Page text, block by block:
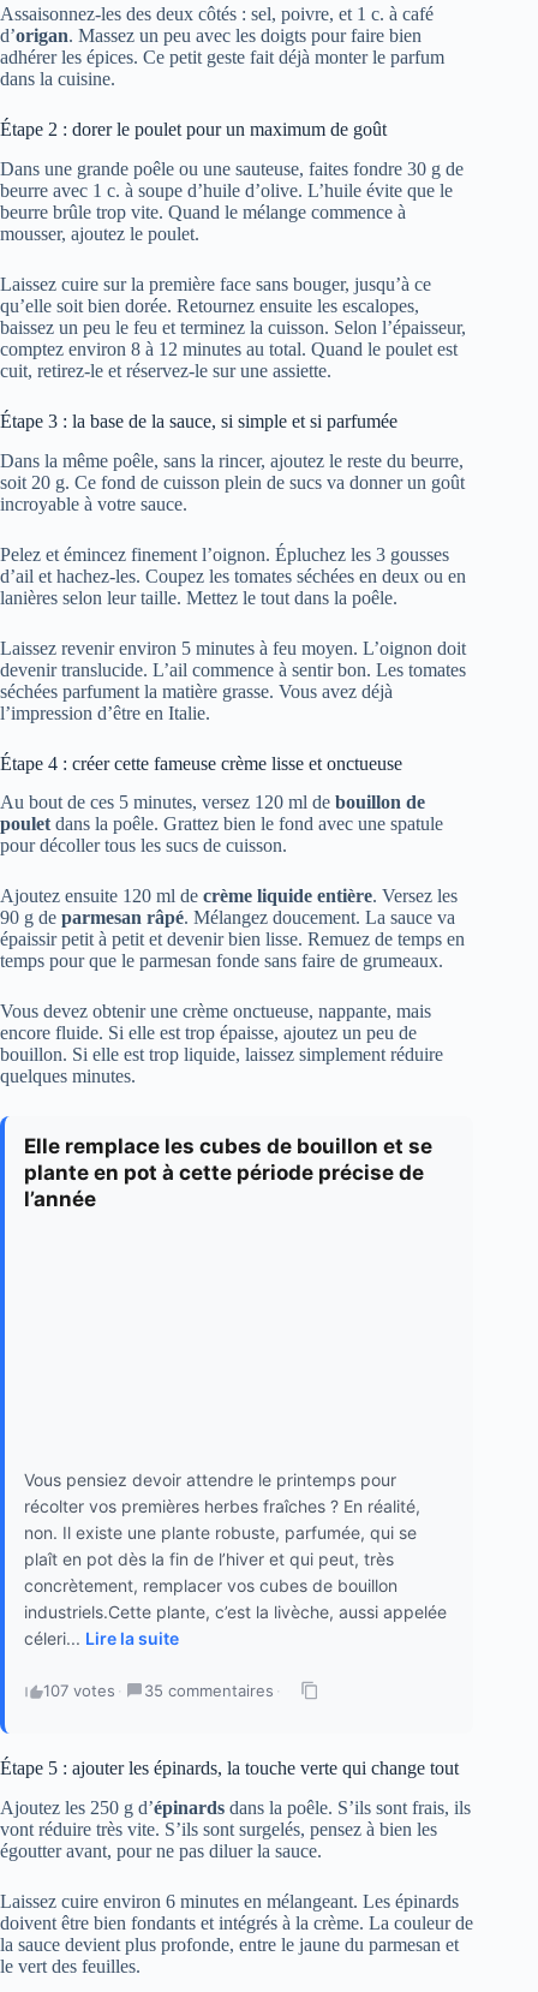
Assaisonnez-les des deux côtés : sel, poivre, et 1 c. à café
d’origan. Massez un peu avec les doigts pour faire bien
adhérer les épices. Ce petit geste fait déjà monter le parfum
dans la cuisine.
Étape 2 : dorer le poulet pour un maximum de goût
Dans une grande poêle ou une sauteuse, faites fondre 30 g de
beurre avec 1 c. à soupe d’huile d’olive. L’huile évite que le
beurre brûle trop vite. Quand le mélange commence à
mousser, ajoutez le poulet.
Laissez cuire sur la première face sans bouger, jusqu’à ce
qu’elle soit bien dorée. Retournez ensuite les escalopes,
baissez un peu le feu et terminez la cuisson. Selon l’épaisseur,
comptez environ 8 à 12 minutes au total. Quand le poulet est
cuit, retirez-le et réservez-le sur une assiette.
Étape 3 : la base de la sauce, si simple et si parfumée
Dans la même poêle, sans la rincer, ajoutez le reste du beurre,
soit 20 g. Ce fond de cuisson plein de sucs va donner un goût
incroyable à votre sauce.
Pelez et émincez finement l’oignon. Épluchez les 3 gousses
d’ail et hachez-les. Coupez les tomates séchées en deux ou en
lanières selon leur taille. Mettez le tout dans la poêle.
Laissez revenir environ 5 minutes à feu moyen. L’oignon doit
devenir translucide. L’ail commence à sentir bon. Les tomates
séchées parfument la matière grasse. Vous avez déjà
l’impression d’être en Italie.
Étape 4 : créer cette fameuse crème lisse et onctueuse
Au bout de ces 5 minutes, versez 120 ml de bouillon de
pouletdans la poêle. Grattez bien le fond avec une spatule
pour décoller tous les sucs de cuisson.
Ajoutez ensuite 120 ml de crème liquide entière. Versez les
90 g de parmesan râpé. Mélangez doucement. La sauce va
épaissir petit à petit et devenir bien lisse. Remuez de temps en
temps pour que le parmesan fonde sans faire de grumeaux.
Vous devez obtenir une crème onctueuse, nappante, mais
encore fluide. Si elle est trop épaisse, ajoutez un peu de
bouillon. Si elle est trop liquide, laissez simplement réduire
quelques minutes.
Elle remplace les cubes de bouillon et se
plante en pot à cette période précise de
l’année
Vous pensiez devoir attendre le printemps pour
récolter vos premières herbes fraîches ? En réalité,
non. Il existe une plante robuste, parfumée, qui se
plaît en pot dès la fin de l’hiver et qui peut, très
concrètement, remplacer vos cubes de bouillon
industriels.Cette plante, c’est la livèche, aussi appelée
céleri... Lire la suite
107 votes · 35 commentaires ·
Étape 5 : ajouter les épinards, la touche verte qui change tout
Ajoutez les 250 g d’épinards dans la poêle. S’ils sont frais, ils
vont réduire très vite. S’ils sont surgelés, pensez à bien les
égoutter avant, pour ne pas diluer la sauce.
Laissez cuire environ 6 minutes en mélangeant. Les épinards
doivent être bien fondants et intégrés à la crème. La couleur de
la sauce devient plus profonde, entre le jaune du parmesan et
le vert des feuilles.